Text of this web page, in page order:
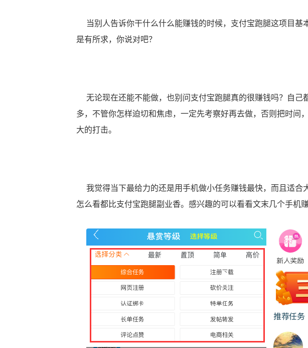
当别人告诉你干什么什么能赚钱的时候，支付宝跑腿这项目基
是有所求，你说对吧？
无论现在还能不能做，也别问支付宝跑腿真的很赚钱吗？自己
多，不管你怎样迫切和焦虑，一定先考察好再去做，否则把时间
大的打击。
我觉得当下最给力的还是用手机做小任务赚钱最快，而且适合
怎么看都比支付宝跑腿副业香。感兴趣的可以看看文末几个手机